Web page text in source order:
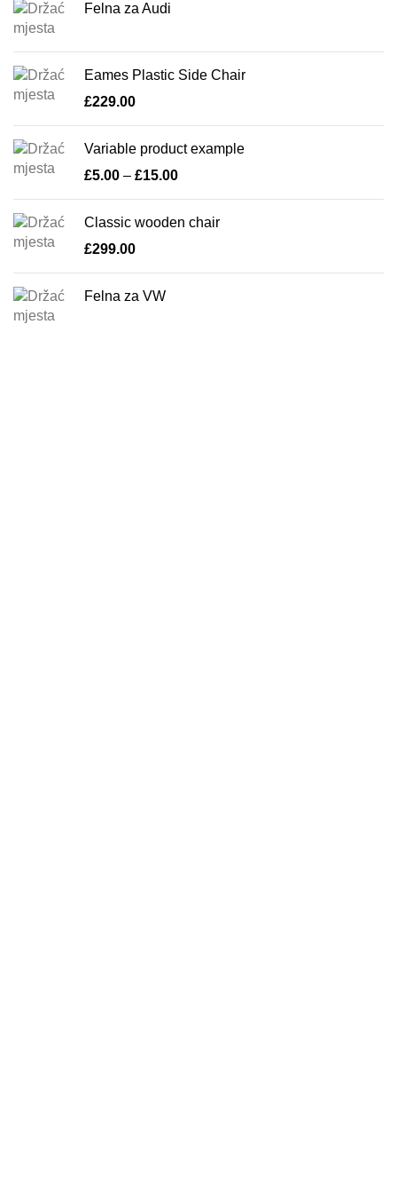
Felna za Audi
Eames Plastic Side Chair
£229.00
Variable product example
£5.00 – £15.00
Classic wooden chair
£299.00
Felna za VW